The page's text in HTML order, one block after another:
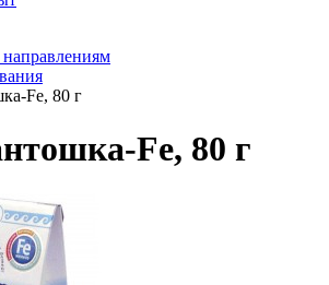
Fe, 80 г
Fe, 80 г